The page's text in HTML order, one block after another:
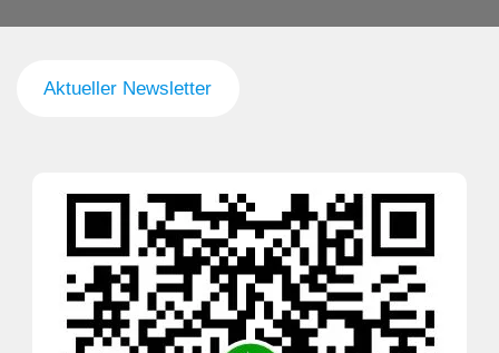
Aktueller Newsletter